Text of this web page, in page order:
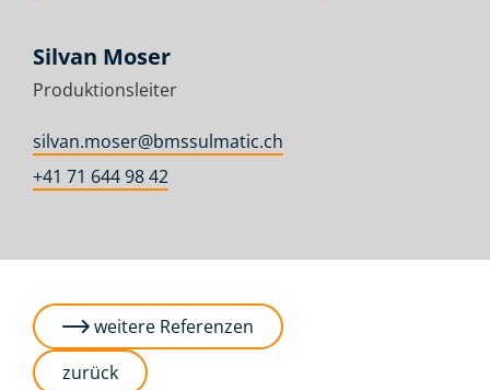
Silvan Moser
Produktionsleiter
silvan.moser@bmssulmatic.ch
+41 71 644 98 42
weitere Referenzen
zurück